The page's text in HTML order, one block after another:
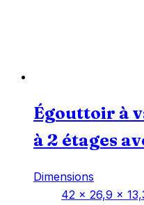
Égouttoir à
à 2 étages
Dimensions
‎42 x 26,9 x